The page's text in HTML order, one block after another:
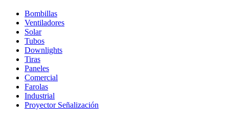
Bombillas
Ventiladores
Solar
Tubos
Downlights
Tiras
Paneles
Comercial
Farolas
Industrial
Proyector Señalización